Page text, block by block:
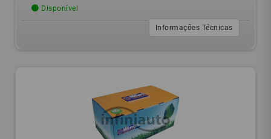
Disponível
Informações Técnicas